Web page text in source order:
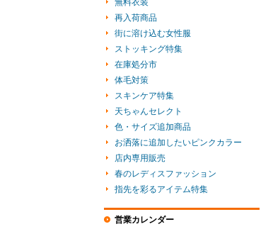
無料衣装
再入荷商品
街に溶け込む女性服
ストッキング特集
在庫処分市
体毛対策
スキンケア特集
天ちゃんセレクト
色・サイズ追加商品
お洒落に追加したいピンクカラー
店内専用販売
春のレディスファッション
指先を彩るアイテム特集
営業カレンダー